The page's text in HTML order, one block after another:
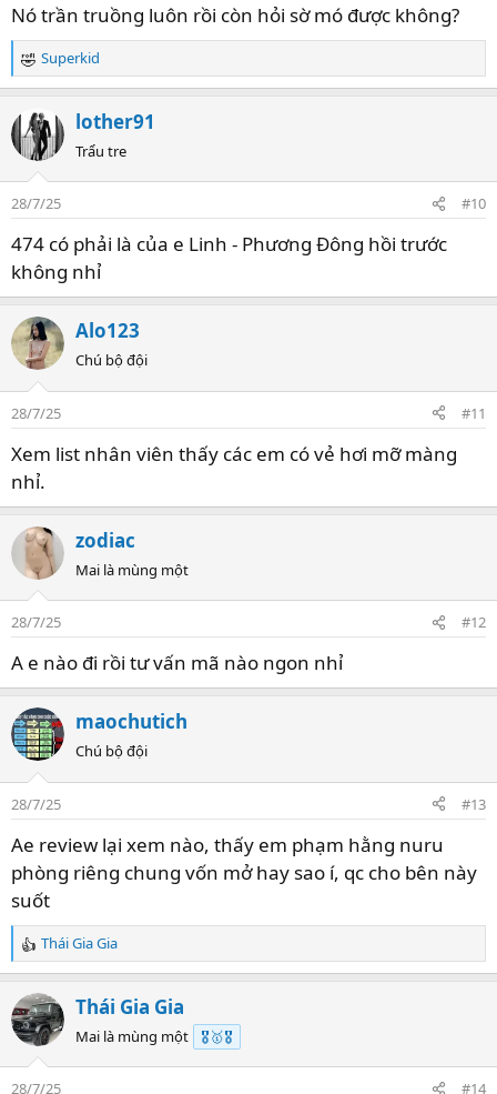
Nó trần truồng luôn rồi còn hỏi sờ mó được không?
R
e
c
t
n
s
:
Superkid
lother91
Trẩu tre
28/7/25 #10
474 có phải là của e Linh - Phương Đông hồi trước
không nhỉ
Alo123
Chú bộ đội
28/7/25 #11
Xem list nhân viên thấy các em có vẻ hơi mỡ màng
nhỉ.
zodiac
Mai là mùng một
28/7/25 #12
A e nào đi rồi tư vấn mã nào ngon nhỉ
maochutich
Chú bộ đội
28/7/25 #13
Ae review lại xem nào, thấy em phạm hằng nuru
phòng riêng chung vốn mở hay sao í, qc cho bên này
suốt
R
e
a
c
t
Thái Gia Gia
Thái Gia Gia
Mai là mùng một 🎖️🥇🎖️
28/7/25 #14